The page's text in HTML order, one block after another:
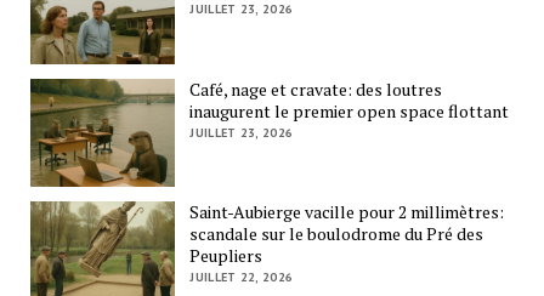
JUILLET 23, 2026
Café, nage et cravate: des loutres
inaugurent le premier open space flottant
JUILLET 23, 2026
Saint-Aubierge vacille pour 2 millimètres:
scandale sur le boulodrome du Pré des
Peupliers
JUILLET 22, 2026